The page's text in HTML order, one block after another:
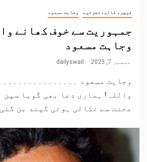
فیچر، کالم،تجزئیے وجاہت مسعود
جمہوریت سے خوف کھانے
وجاہت مسعود
دسمبر 7, 2023 dailyswail
وجاہت مسعود
واللہ! ہماری دعا بھی گویا سپن
محنت سے نکالی ہوئی گیند بن